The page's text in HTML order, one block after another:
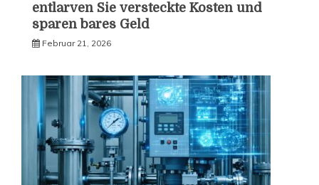
entlarven Sie versteckte Kosten und
sparen bares Geld
Februar 21, 2026